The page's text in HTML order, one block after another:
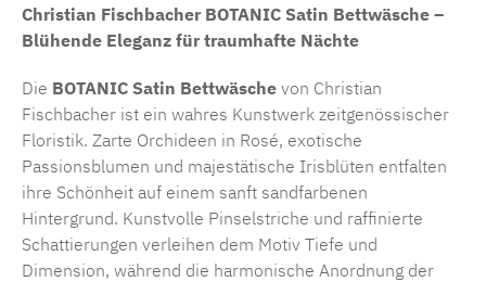
Christian Fischbacher BOTANIC Satin Bettwäsche –
Blühende Eleganz für traumhafte Nächte
Die BOTANIC Satin Bettwäsche von Christian
Fischbacher ist ein wahres Kunstwerk zeitgenössischer
Floristik. Zarte Orchideen in Rosé, exotische
Passionsblumen und majestätische Irisblüten entfalten
ihre Schönheit auf einem sanft sandfarbenen
Hintergrund. Kunstvolle Pinselstriche und raffinierte
Schattierungen verleihen dem Motiv Tiefe und
Dimension, während die harmonische Anordnung der